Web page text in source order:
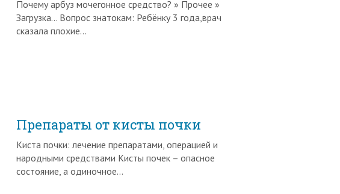
Почему арбуз мочегонное средство? » Прочее »
Загрузка… Вопрос знатокам: Ребёнку 3 года,врач
сказала плохие…
Препараты от кисты почки
Киста почки: лечение препаратами, операцией и
народными средствами Кисты почек – опасное
состояние, а одиночное…